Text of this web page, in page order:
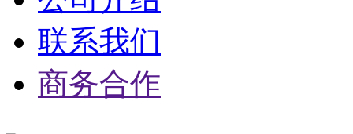
联系我们
商务合作